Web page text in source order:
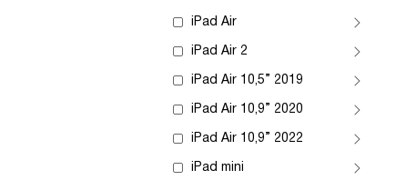
iPad Air
iPad Air 2
iPad Air 10,5” 2019
iPad Air 10,9” 2020
iPad Air 10,9” 2022
iPad mini